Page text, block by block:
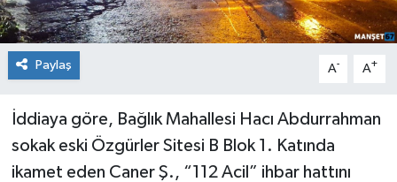
Paylaş A- A+
İddiaya göre, Bağlık Mahallesi Hacı Abdurrahman
sokak eski Özgürler Sitesi B Blok 1. Katında
ikamet eden Caner Ş., “112 Acil” ihbar hattını
Teknoloji